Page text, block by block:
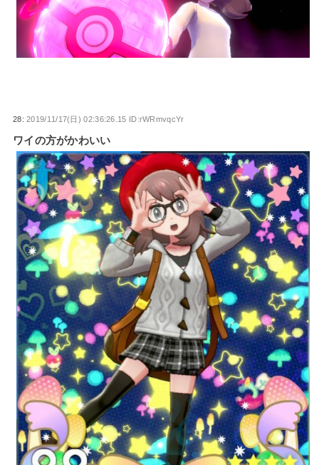
28:2019/11/17(日) 02:36:26.15 ID:rWRmvqcYr
ワイの方がかわいい